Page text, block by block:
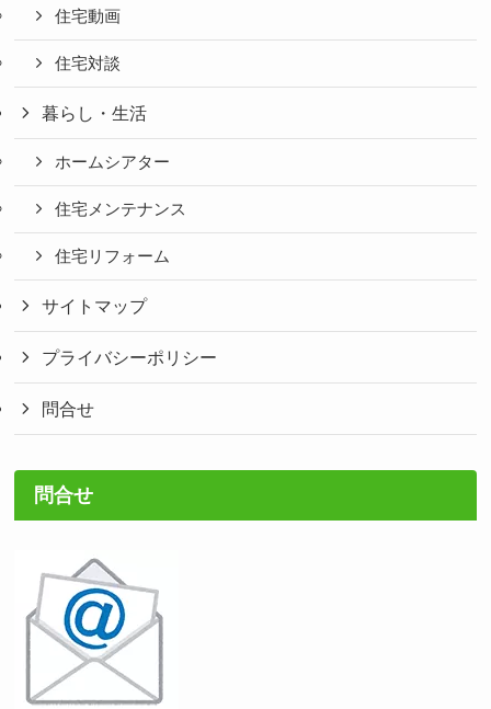
住宅動画
住宅対談
暮らし・生活
ホームシアター
住宅メンテナンス
住宅リフォーム
サイトマップ
プライバシーポリシー
問合せ
問合せ